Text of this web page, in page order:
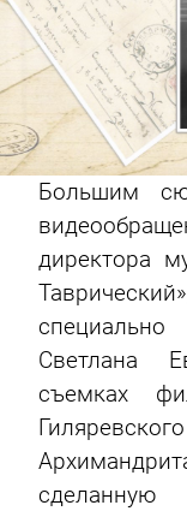
Большим
директора
Светлана
съемках